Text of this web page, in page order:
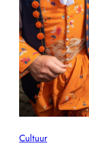
Cultuur